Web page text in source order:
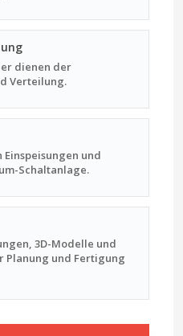
dienen der
Verteilung.
und
Schaltanlage.
3D-Modelle und
Planung und Fertigung